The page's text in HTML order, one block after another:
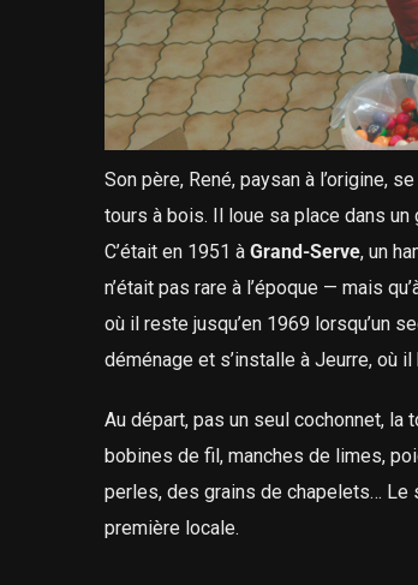
Son père, René, paysan à l’origine,
tours à bois. Il loue sa place dans un
C’était en 1951 à Grand-Serve, un
n’était pas rare à l’époque — mais
où il reste jusqu’en 1969 lorsqu’un
déménage et s’installe à Jeurre, où
Au départ, pas un seul cochonnet,
bobines de fil, manches de limes,
perles, des grains de chapelets… Le
première locale.